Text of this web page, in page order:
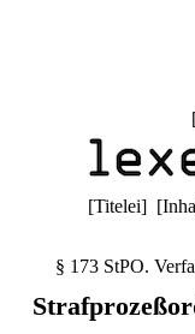
[Titelei] [
§ 173 StPO.